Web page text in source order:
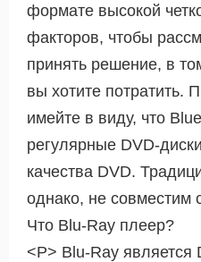
формате высокой
факторов, чтобы
принять решение, в
вы хотите потратить.
имейте в виду, что
регулярные DVD-
качества DVD.
однако, не совместим
Что Blu-Ray плеер?
<Р> Blu-Ray является